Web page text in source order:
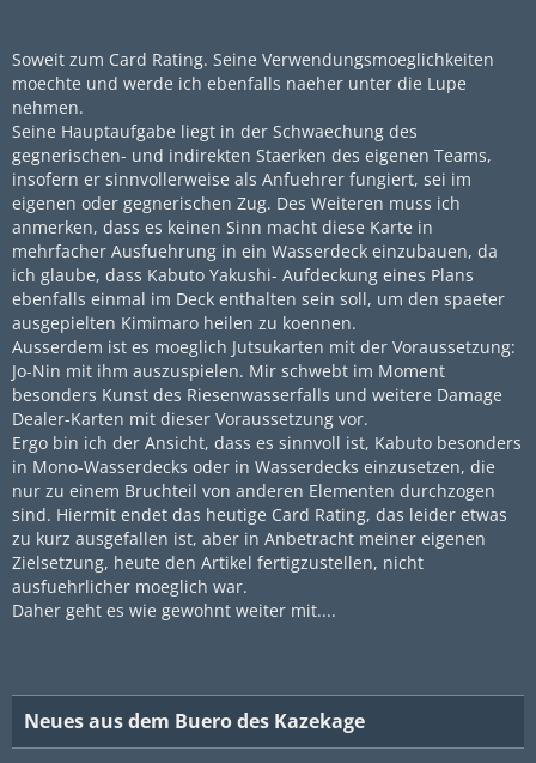
Soweit zum Card Rating. Seine Verwendungsmoeglichkeiten
moechte und werde ich ebenfalls naeher unter die Lupe
nehmen.
Seine Hauptaufgabe liegt in der Schwaechung des
gegnerischen- und indirekten Staerken des eigenen Teams,
insofern er sinnvollerweise als Anfuehrer fungiert, sei im
eigenen oder gegnerischen Zug. Des Weiteren muss ich
anmerken, dass es keinen Sinn macht diese Karte in
mehrfacher Ausfuehrung in ein Wasserdeck einzubauen, da
ich glaube, dass Kabuto Yakushi- Aufdeckung eines Plans
ebenfalls einmal im Deck enthalten sein soll, um den spaeter
ausgepielten Kimimaro heilen zu koennen.
Ausserdem ist es moeglich Jutsukarten mit der Voraussetzung:
Jo-Nin mit ihm auszuspielen. Mir schwebt im Moment
besonders Kunst des Riesenwasserfalls und weitere Damage
Dealer-Karten mit dieser Voraussetzung vor.
Ergo bin ich der Ansicht, dass es sinnvoll ist, Kabuto besonders
in Mono-Wasserdecks oder in Wasserdecks einzusetzen, die
nur zu einem Bruchteil von anderen Elementen durchzogen
sind. Hiermit endet das heutige Card Rating, das leider etwas
zu kurz ausgefallen ist, aber in Anbetracht meiner eigenen
Zielsetzung, heute den Artikel fertigzustellen, nicht
ausfuehrlicher moeglich war.
Daher geht es wie gewohnt weiter mit....
Neues aus dem Buero des Kazekage